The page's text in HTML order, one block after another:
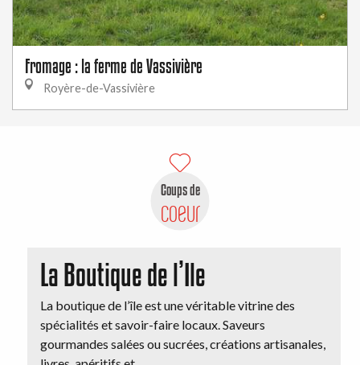
Fromage : la ferme de Vassivière
Royère-de-Vassivière
Coups de
coeur
La Boutique de l’Ile
La boutique de l’île est une véritable vitrine des
spécialités et savoir-faire locaux. Saveurs
gourmandes salées ou sucrées, créations artisanales,